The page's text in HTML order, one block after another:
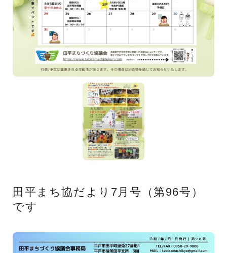
田平まち協だより7月号（第96号）
です